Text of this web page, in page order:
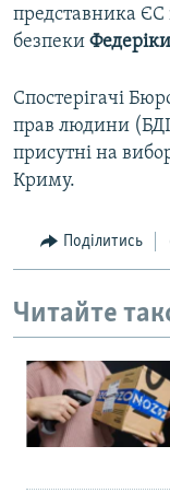
представника ЄС
безпеки
Спостерігачі
прав людини
присутні на
Криму.
Поділитись
Читайте